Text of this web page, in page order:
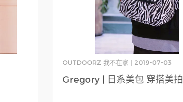
OUTDOORZ 我不在家 | 2019-07-03
Gregory | 日系美包 穿搭美拍